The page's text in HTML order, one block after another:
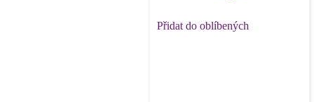
Přidat do oblíbených